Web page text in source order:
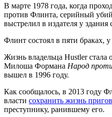
В марте 1978 года, когда
против Флинта, серийный
выстрелил в издателя у здания
Флинт состоял в пяти браках,
Жизнь владельца Hustler стала
Милоша Формана Народ
вышел в 1996 году.
Как сообщалось, в 2013 году
власти сохранить жизнь
преступнику, ранившему его.